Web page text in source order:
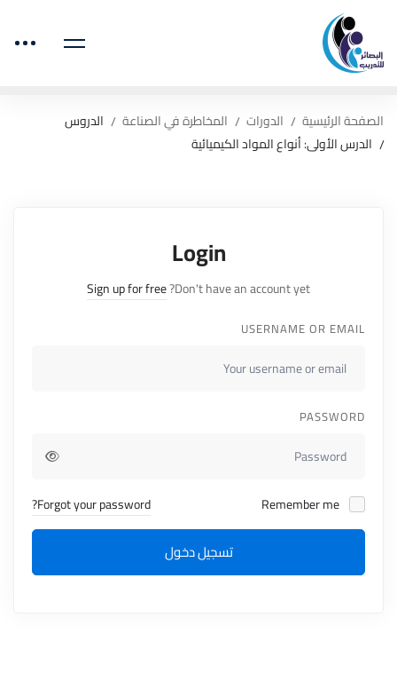
الصفحة الرئيسية الدورات المخاطرة في الصناعة
الدروس
الدرس الأولى: أنواع المواد الكيميائية
Login
Don't have an account yet?
Sign up for free
USERNAME OR EMAIL
PASSWORD
Forgot your password?
تسجيل دخول